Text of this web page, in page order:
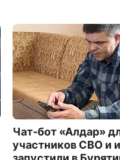
Чат-бот «Алдар»
участников СВО и